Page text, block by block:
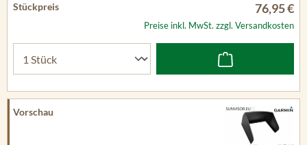
76,95 €
Preise inkl. MwSt. zzgl. Versandkosten